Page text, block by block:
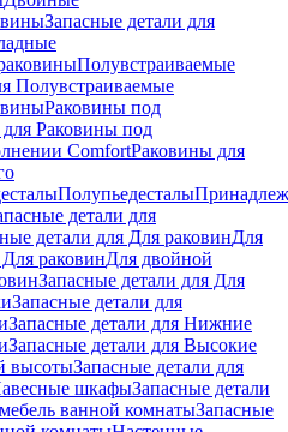
Запасные детали для
Полувстраиваемые
Полувстраиваемые
Раковины под
для Раковины под
ComfortPаковины для
Полупьедесталы
детали для
детали для Для раковинДля
раковинДля двойной
Запасные детали для Для
Запасные детали для
Запасные детали для Нижние
Запасные детали для Высокие
высотыЗапасные детали для
шкафыЗапасные детали
ванной комнатыЗапасные